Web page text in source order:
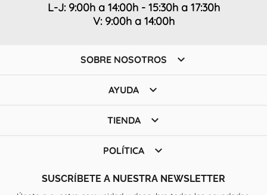
L-J: 9:00h a 14:00h - 15:30h a 17:30h
V: 9:00h a 14:00h
SOBRE NOSOTROS 
AYUDA 
TIENDA 
POLÍTICA 
SUSCRÍBETE A NUESTRA NEWSLETTER